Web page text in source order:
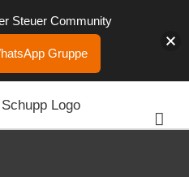
Steuer Community
Gruppe